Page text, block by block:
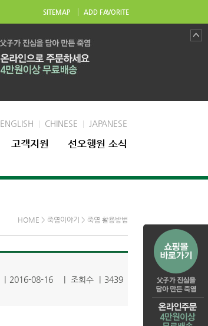
SITEMAP ADD FAVORITE
ENGLISH CHINESE JAPANESE
고객지원 선오행원 소식
HOME > 죽염이야기 > 죽염 활용방법
2016-08-16 조회수
3439